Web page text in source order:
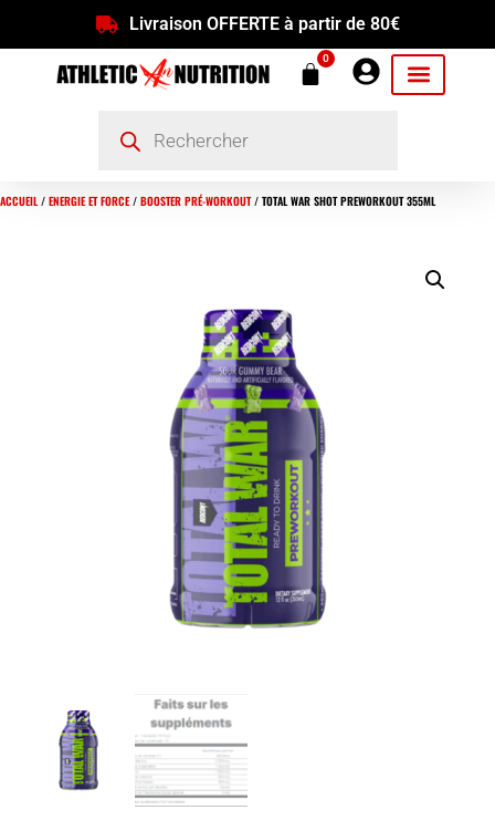
Livraison OFFERTE à partir de 80€
0
ACCUEIL/ ENERGIE ET FORCE/ BOOSTER PRÉ-WORKOUT/ TOTAL WAR SHOT PREWORKOUT 355ML